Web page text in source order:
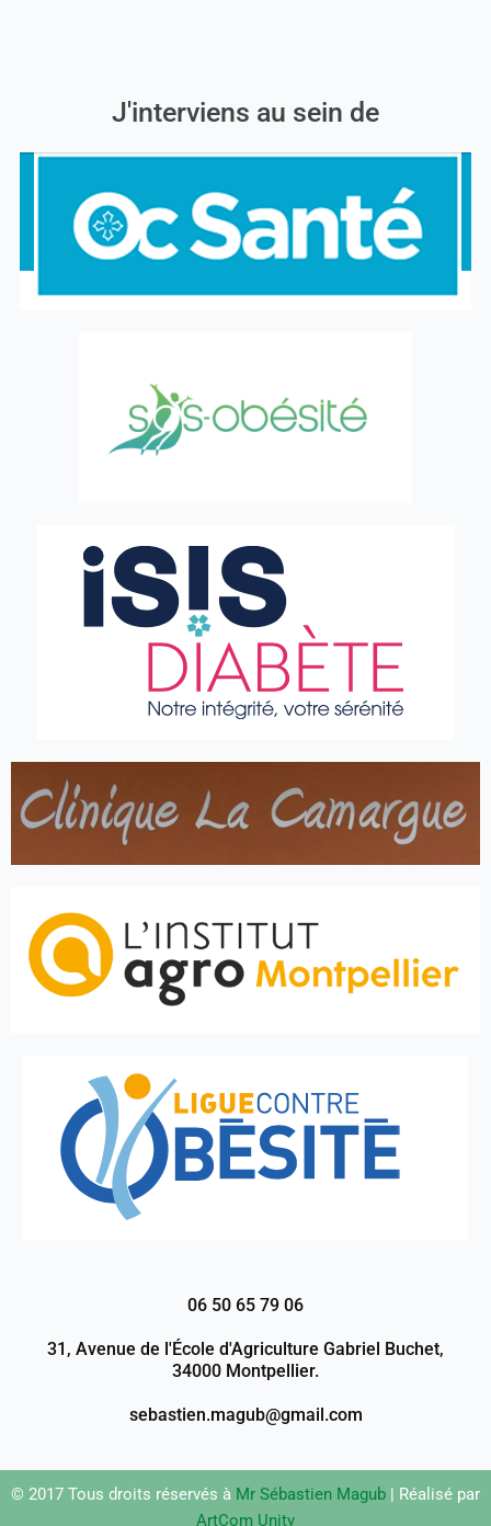
J'interviens au sein de
06 50 65 79 06
31, Avenue de l'École d'Agriculture Gabriel Buchet,
34000 Montpellier.
sebastien.magub@gmail.com
© 2017 Tous droits réservés à Mr Sébastien Magub | Réalisé par
ArtCom Unity